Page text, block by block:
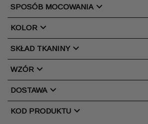
SPOSÓB MOCOWANIAchevron_right
KOLOR chevron_right
SKŁAD TKANINYchevron_right
WZÓR chevron_right
DOSTAWAchevron_right
KOD PRODUKTU chevron_right